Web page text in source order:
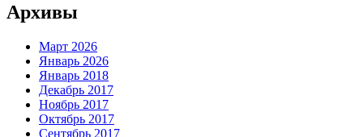
Архивы
Март 2026
Январь 2026
Январь 2018
Декабрь 2017
Ноябрь 2017
Октябрь 2017
Сентябрь 2017